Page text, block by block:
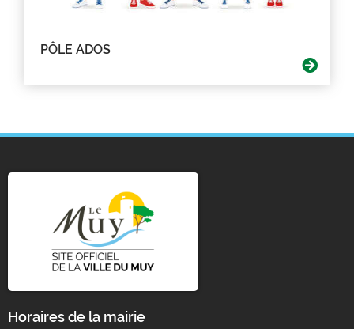
PÔLE ADOS
Horaires de la mairie